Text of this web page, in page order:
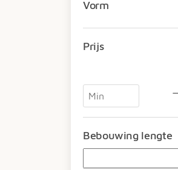
Vorm
Prijs
Bebouwing lengte